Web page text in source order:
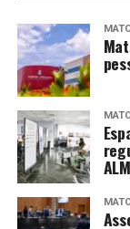
Abelhas sem
capacitação de
DON'T MISS
Menos recurso
Plano Safra